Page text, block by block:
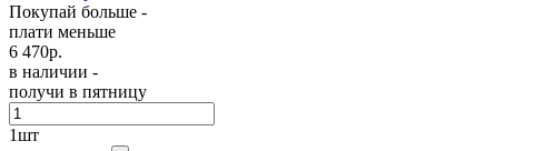
Покупай больше -
плати меньше
6 470р.
в наличии -
получи в пятницу
1шт